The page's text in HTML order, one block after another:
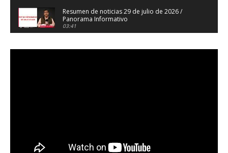
Resumen de noticias 29 de julio de 2026 /
Panorama Informativo
03:41
Panorama Informativo